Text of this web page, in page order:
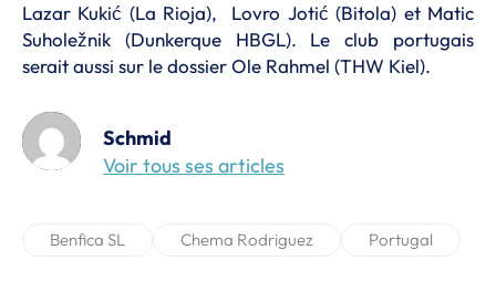
Lazar Kukić (La Rioja), Lovro Jotić (Bitola) et Matic
Suholežnik (Dunkerque HBGL). Le club portugais
serait aussi sur le dossier Ole Rahmel (THW Kiel).
Schmid
Voir tous ses articles
Benfica SL Chema Rodriguez Portugal